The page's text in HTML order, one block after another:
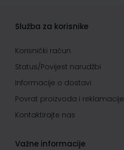
Služba za korisnike
Korisnički račun
Status/Povijest narudžbi
Informacije o dostavi
Povrat proizvoda i reklamacije
Kontaktirajte nas
Važne informacije